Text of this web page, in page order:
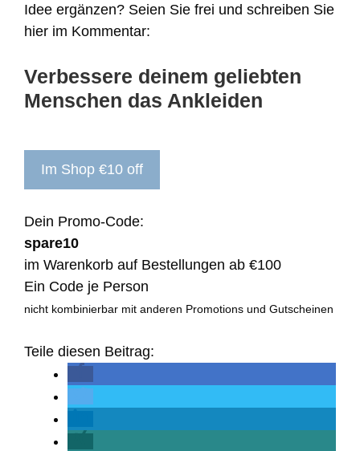
Idee ergänzen? Seien Sie frei und schreiben Sie
hier im Kommentar:
Verbessere deinem geliebten
Menschen das Ankleiden
Im Shop €10 off
Dein Promo-Code:
spare10
im Warenkorb auf Bestellungen ab €100
Ein Code je Person
nicht kombinierbar mit anderen Promotions und Gutscheinen
Teile diesen Beitrag: